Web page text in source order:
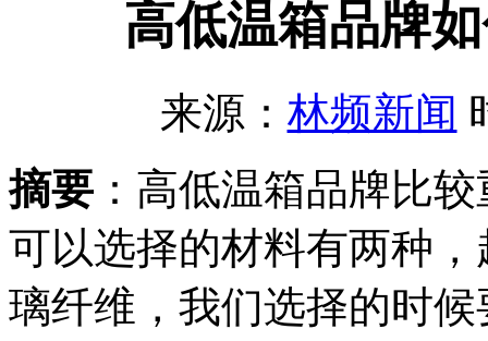
高低温箱品牌
来源： 林频新闻
摘要 ：高低温箱品牌比
可以选择的材料有两种
璃纤维，我们选择的时